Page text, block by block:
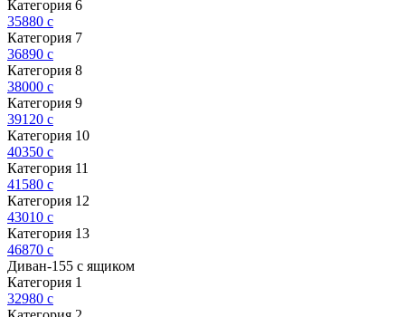
Категория 6
35880 c
Категория 7
36890 c
Категория 8
38000 c
Категория 9
39120 c
Категория 10
40350 c
Категория 11
41580 c
Категория 12
43010 c
Категория 13
46870 c
Диван-155 с ящиком
Категория 1
32980 c